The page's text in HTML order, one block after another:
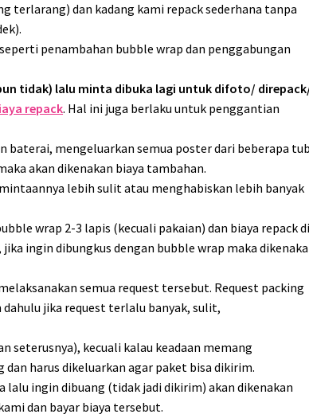
terlarang) dan kadang kami repack sederhana tanpa
penambahan bubble wrap dan penggabungan
tidak) lalu minta dibuka lagi untuk difoto/
repack. Hal ini juga berlaku untuk penggantian
mengeluarkan semua poster dari beberapa
akan dikenakan biaya tambahan.
lebih sulit atau menghabiskan lebih banyak
wrap 2-3 lapis (kecuali pakaian) dan biaya repack di
ingin dibungkus dengan bubble wrap maka
semua request tersebut. Request packing
jika request terlalu banyak, sulit,
seterusnya), kecuali kalau keadaan memang
harus dikeluarkan agar paket bisa dikirim.
lalu ingin dibuang (tidak jadi dikirim) akan dikenakan
dan bayar biaya tersebut.